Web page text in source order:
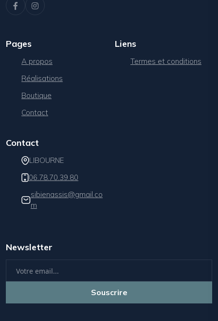
Pages
A propos
Réalisations
Boutique
Contact
Liens
Termes et conditions
Contact
LIBOURNE
06.78.70.39.80
sibienassis@gmail.co
m
Newsletter
Souscrire